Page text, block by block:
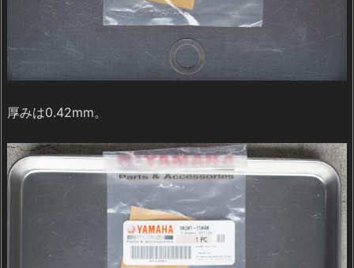
厚みは0.42mm。